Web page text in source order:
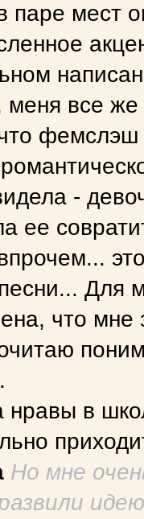
паре мест
все же
фемслэш
-
ее
Для
что мне
нравы в
Но мне